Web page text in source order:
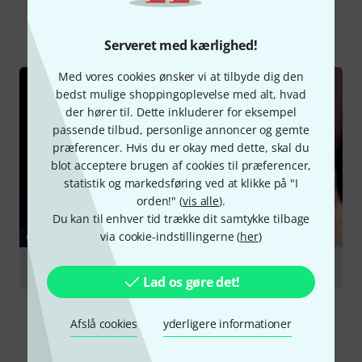
Serveret med kærlighed!
Med vores cookies ønsker vi at tilbyde dig den
bedst mulige shoppingoplevelse med alt, hvad
der hører til. Dette inkluderer for eksempel
passende tilbud, personlige annoncer og gemte
præferencer. Hvis du er okay med dette, skal du
blot acceptere brugen af cookies til præferencer,
statistik og markedsføring ved at klikke på "I
orden!" (vis alle).
Du kan til enhver tid trække dit samtykke tilbage
via cookie-indstillingerne (her)
Lad os gøre det!
Afslå cookies yderligere informationer
GUIDE
Flutes